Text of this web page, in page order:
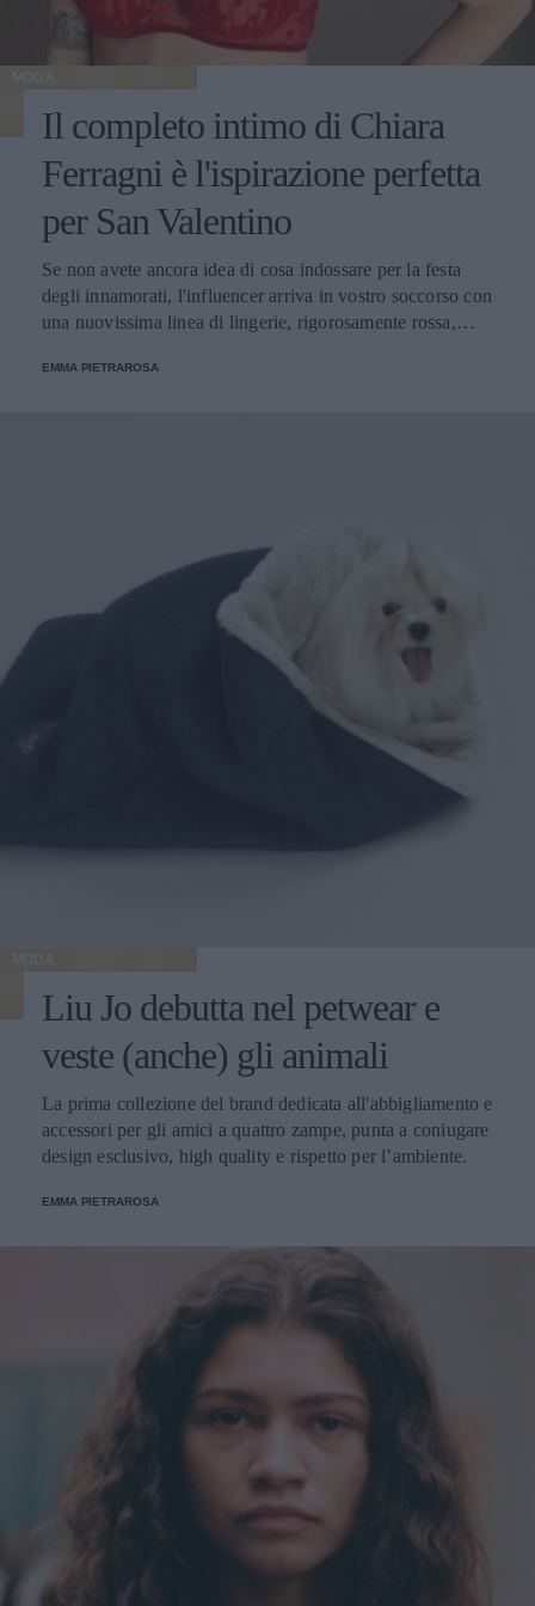
MODA
Il completo intimo di Chiara
Ferragni è l'ispirazione perfetta
per San Valentino
Se non avete ancora idea di cosa indossare per la festa
degli innamorati, l'influencer arriva in vostro soccorso con
una nuovissima linea di lingerie, rigorosamente rossa,
EMMA PIETRAROSA
MODA
Liu Jo debutta nel petwear e
veste (anche) gli animali
La prima collezione del brand dedicata all'abbigliamento e
accessori per gli amici a quattro zampe, punta a coniugare
design esclusivo, high quality e rispetto per l’ambiente.
EMMA PIETRAROSA